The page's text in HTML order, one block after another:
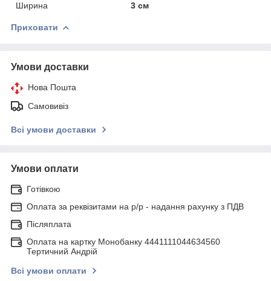
Ширина
3 см
Приховати
Умови доставки
Нова Пошта
Самовивіз
Всі умови доставки
Умови оплати
Готівкою
Оплата за реквізитами на р/р - надання рахунку з ПДВ
Післяплата
Оплата на картку Монобанку 4441111044634560
Тертичний Андрій
Всі умови оплати